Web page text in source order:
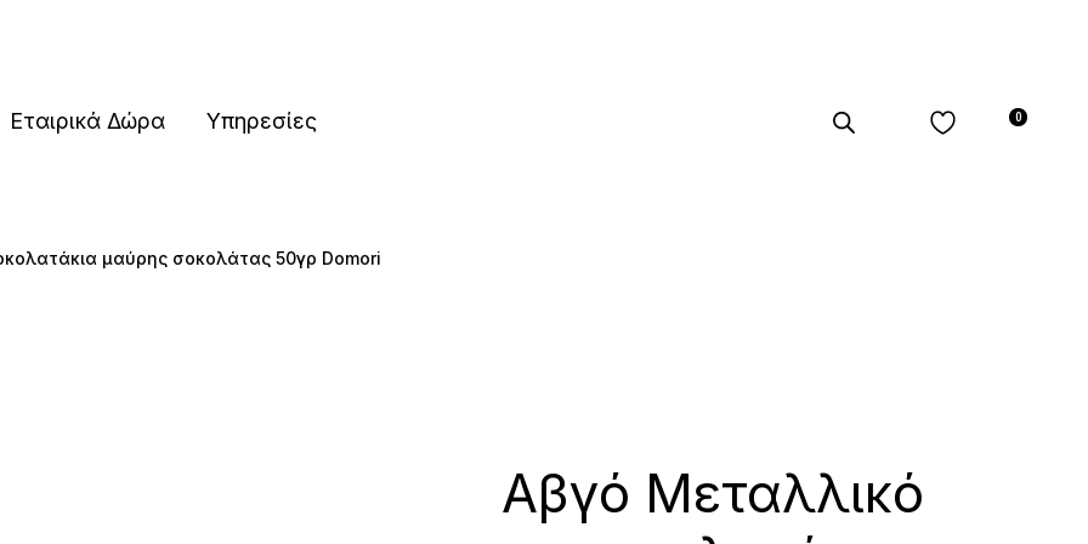
Εταιρικά Δώρα Υπηρεσίες 0
μαύρης σοκολάτας 50γρ Domori
Αβγό Μεταλλικό